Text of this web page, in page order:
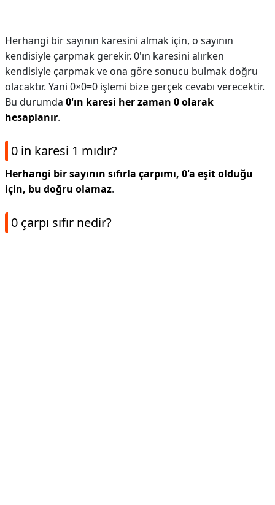
Herhangi bir sayının karesini almak için, o sayının
kendisiyle çarpmak gerekir. 0'ın karesini alırken
kendisiyle çarpmak ve ona göre sonucu bulmak doğru
olacaktır. Yani 0×0=0 işlemi bize gerçek cevabı verecektir.
Bu durumda 0'ın karesi her zaman 0 olarak
hesaplanır.
0 in karesi 1 mıdır?
Herhangi bir sayının sıfırla çarpımı, 0'a eşit olduğu
için, bu doğru olamaz.
0 çarpı sıfır nedir?